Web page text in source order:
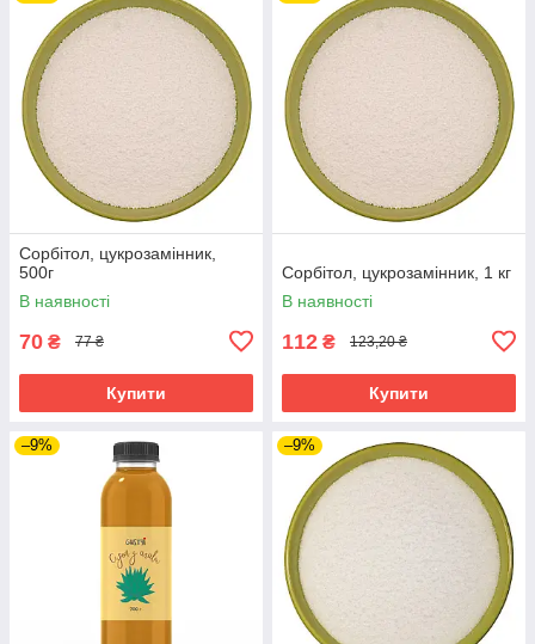
Сорбітол, цукрозамінник,
500г
В наявності
70 ₴ 77 ₴
Купити
Сорбітол, цукрозамінник, 1 кг
В наявності
112 ₴ 123,20 ₴
Купити
–9% –9%